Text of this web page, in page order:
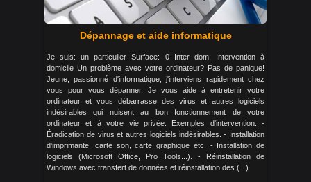
Dépannage et aide informatique
Je suis: un particulier Surface: 0 Inter dom: Intervention à
domicile Un problème avec votre ordinateur? Pas de panique!
Jeune, passionné d'informatique, j'interviens rapidement chez
vous pour vous dépanner. Je vous aide à entretenir votre
ordinateur et vous débarrasse des virus et autres logiciels
indésirables qui nuisent au bon fonctionnement de votre
ordinateur et à votre vie privée. Exemples d'intervention: -
Éradication de virus et autres logiciels indésirables. - Installation
d'imprimante, carte son, carte graphique etc. - Installation de
logiciels (Microsoft Office, Pro Tools...). - Réinstallation de
Windows avec transfert de données et réinstallation des (...)